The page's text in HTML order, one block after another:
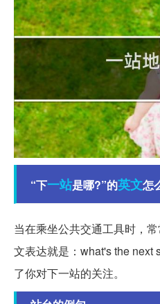
“下一站是哪?”的英文怎
当在乘坐公共交通工具时，
文表达就是：what's the next
了你对下一站的关注。